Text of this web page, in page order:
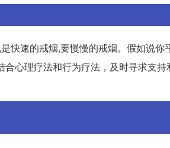
快速的戒烟,要慢慢的戒烟。假如说
心理疗法和行为疗法，及时寻求支